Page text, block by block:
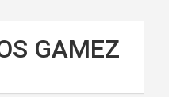
GAMEZ